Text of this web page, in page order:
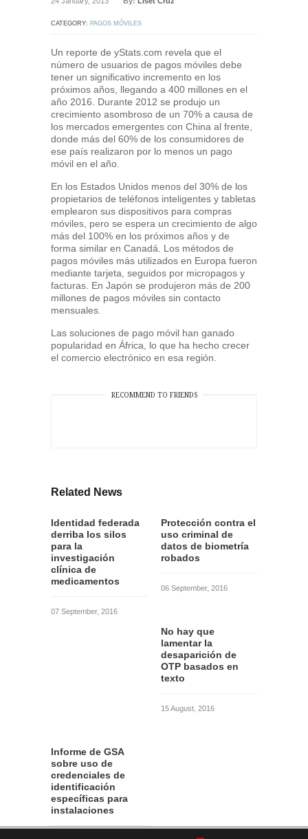
CATEGORY: PAGOS MÓVILES
Un reporte de yStats.com revela que el
número de usuarios de pagos móviles debe
tener un significativo incremento en los
próximos años, llegando a 400 millones en el
año 2016. Durante 2012 se produjo un
crecimiento asombroso de un 70% a causa de
los mercados emergentes con China al frente,
donde más del 60% de los consumidores de
ese país realizaron por lo menos un pago
móvil en el año.
En los Estados Unidos menos del 30% de los
propietarios de teléfonos inteligentes y tabletas
emplearon sus dispositivos para compras
móviles, pero se espera un crecimiento de algo
más del 100% en los próximos años y de
forma similar en Canadá. Los métodos de
pagos móviles más utilizados en Europa fueron
mediante tarjeta, seguidos por micropagos y
facturas. En Japón se produjeron más de 200
millones de pagos móviles sin contacto
mensuales.
Las soluciones de pago móvil han ganado
popularidad en África, lo que ha hecho crecer
el comercio electrónico en esa región.
RECOMMEND TO FRIENDS
Related News
Identidad federada
derriba los silos
para la
investigación
clínica de
medicamentos
07 September, 2016
Protección contra el
uso criminal de
datos de biometría
robados
06 September, 2016
No hay que
lamentar la
desaparición de
OTP basados en
texto
15 August, 2016
Informe de GSA
sobre uso de
credenciales de
identificación
específicas para
instalaciones